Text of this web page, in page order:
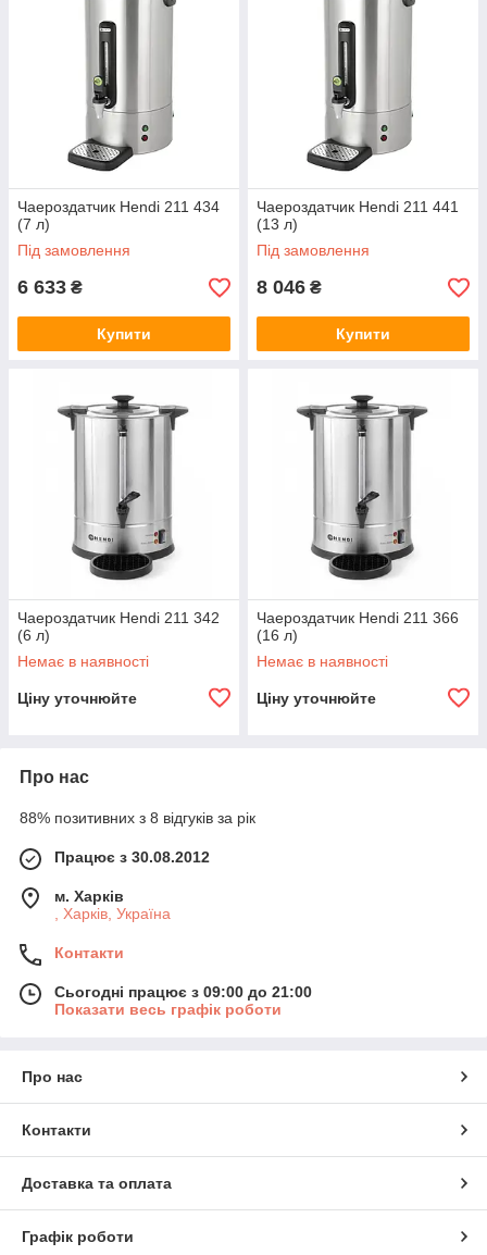
Чаероздатчик Hendi 211 434
(7 л)
Під замовлення
6 633 ₴
Купити
Чаероздатчик Hendi 211 441
(13 л)
Під замовлення
8 046 ₴
Купити
Чаероздатчик Hendi 211 342
(6 л)
Немає в наявності
Ціну уточнюйте
Чаероздатчик Hendi 211 366
(16 л)
Немає в наявності
Ціну уточнюйте
Про нас
88% позитивних з 8 відгуків за рік
Працює з 30.08.2012
м. Харків
, Харків, Україна
Контакти
Сьогодні працює з 09:00 до 21:00
Показати весь графік роботи
Про нас
Контакти
Доставка та оплата
Графік роботи